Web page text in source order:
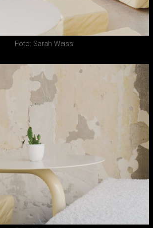
Foto: Sarah Weiss